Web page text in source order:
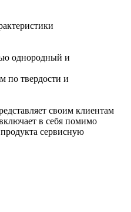
однородный и
по твердости и
своим клиентам
в себя помимо
сервисную